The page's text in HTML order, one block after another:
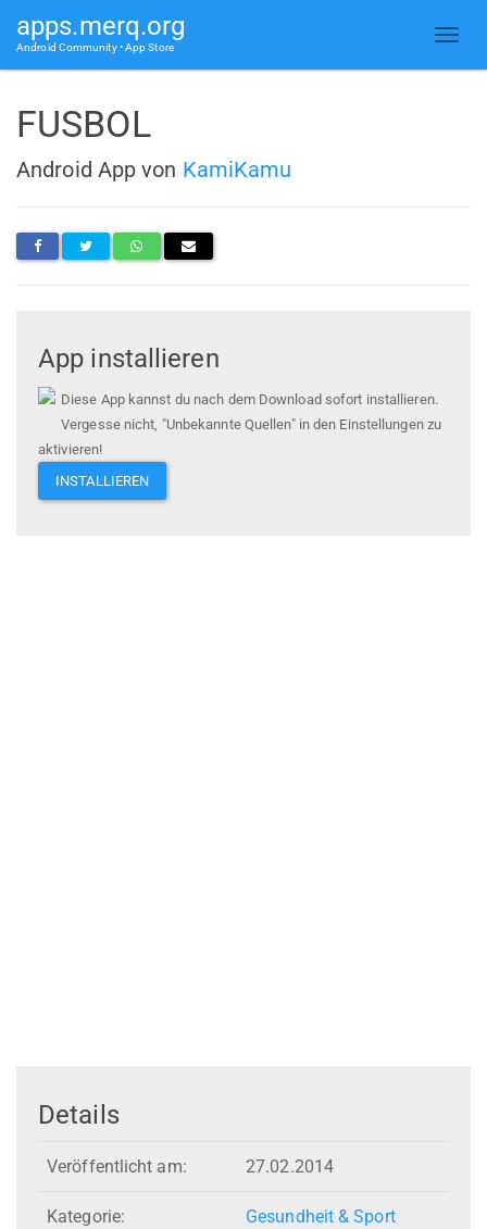
apps.merq.org
Android Community • App Store
FUSBOL
Android App von KamiKamu
App installieren
Diese App kannst du nach dem Download sofort installieren.
Vergesse nicht, "Unbekannte Quellen" in den Einstellungen zu
aktivieren!
INSTALLIEREN
Details
Veröffentlicht am: 27.02.2014
Kategorie: Gesundheit & Sport